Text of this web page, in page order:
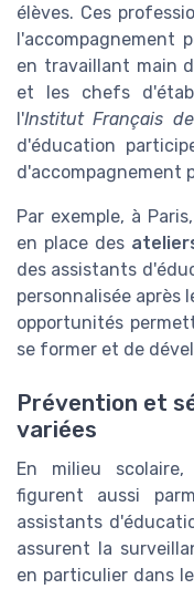
élèves. Ces
l'accompagnement
en travaillant main
et les chefs
l'Institut Français
d'éducation
d'accompagnement
Par exemple, à
en place des
des assistants
personnalisée après
opportunités
se former et de
Prévention et
variées
En milieu
figurent aussi
assistants
assurent la
en particulier dans